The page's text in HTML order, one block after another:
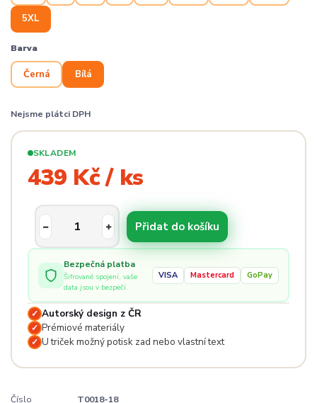
5XL
Barva
Černá Bílá
Nejsme plátci DPH
SKLADEM
439 Kč / ks
Přidat do košíku
Bezpečná platba
Šifrované spojení, vaše
data jsou v bezpečí
VISA Mastercard GoPay
✓ Autorský design z ČR
✓ Prémiové materiály
✓ U triček možný potisk zad nebo vlastní text
Číslo
T0018-18